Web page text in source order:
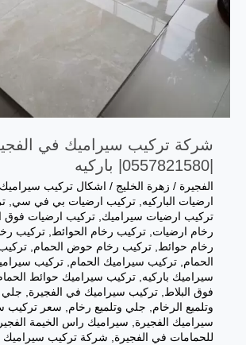
شركة تركيب سيراميك في
|0557821580| باركيه
الفجيرة / زهرة الخليج / اشكال تركيب
ارضيات الباركيه تركيب ارضيات بي في سي
تركيب ارضيات سيراميك تركيب ارضيات فوق
رخام ارضيات تركيب رخام الحوائط تركيب
رخام حوائط تركيب رخام حوض الحمام
الحمام تركيب سيراميك الحمام تركيب
سيراميك باركيه تركيب سيراميك حوائط
فوق البلاط تركيب سيراميك في الفجيرة جلي
وتلميع الرخام
جلي وتلميع رخام سعر تركيب
سيراميك الفجيرة
سيراميك راس الخيمة
للحمامات في الفجيرة
شركة تركيب سيراميك